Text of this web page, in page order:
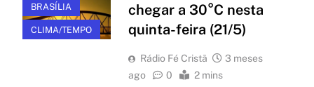
BRASÍLIA
CLIMA/TEMPO
chegar a 30°C nesta
quinta-feira (21/5)
Rádio Fé Cristã
3 meses
ago
0 2 mins